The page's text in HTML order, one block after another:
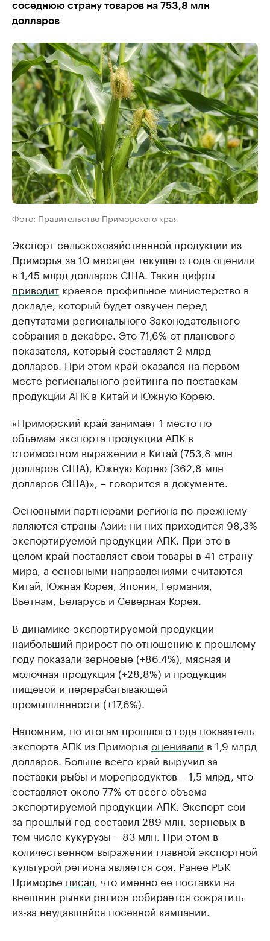
соседнюю страну товаров на 753,8 млн
долларов
Фото: Правительство Приморского края
Экспорт сельскохозяйственной продукции из
Приморья за 10 месяцев текущего года оценили
в 1,45 млрд долларов США. Такие цифры
приводит краевое профильное министерство в
докладе, который будет озвучен перед
депутатами регионального Законодательного
собрания в декабре. Это 71,6% от планового
показателя, который составляет 2 млрд
долларов. При этом край оказался на первом
месте регионального рейтинга по поставкам
продукции АПК в Китай и Южную Корею.
«Приморский край занимает 1 место по
объемам экспорта продукции АПК в
стоимостном выражении в Китай (753,8 млн
долларов США), Южную Корею (362,8 млн
долларов США)», – говорится в документе.
Основными партнерами региона по-прежнему
являются страны Азии: ни них приходится 98,3%
экспортируемой продукции АПК. При это в
целом край поставляет свои товары в 41 страну
мира, а основными направлениями считаются
Китай, Южная Корея, Япония, Германия,
Вьетнам, Беларусь и Северная Корея.
В динамике экспортируемой продукции
наибольший прирост по отношению к прошлому
году показали зерновые (+86.4%), мясная и
молочная продукция (+28,8%) и продукция
пищевой и перерабатывающей
промышленности (+17,6%).
Напомним, по итогам прошлого года показатель
экспорта АПК из Приморья оценивали в 1,9 млрд
долларов. Больше всего край выручил за
поставки рыбы и морепродуктов – 1,5 млрд, что
составляет около 77% от всего объема
экспортируемой продукции АПК. Экспорт сои
за прошлый год составил 289 млн, зерновых в
том числе кукурузы – 83 млн. При этом в
количественном выражении главной экспортной
культурой региона является соя. Ранее РБК
Приморье писал , что именно ее поставки на
внешние рынки регион собирается сократить
из-за неудавшейся посевной кампании.